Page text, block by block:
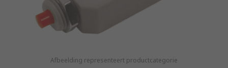
Afbeelding representeert productcategorie